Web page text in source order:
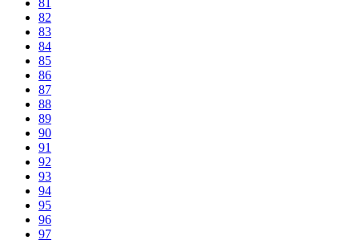
81
82
83
84
85
86
87
88
89
90
91
92
93
94
95
96
97